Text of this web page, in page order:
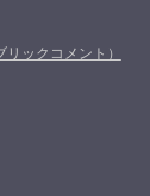
ックコメント）